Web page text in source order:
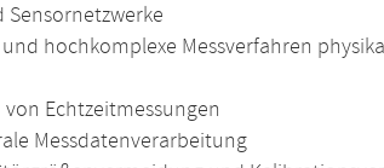
hochkomplexe Messverfahren
Echtzeitmessungen
Messdatenverarbeitung